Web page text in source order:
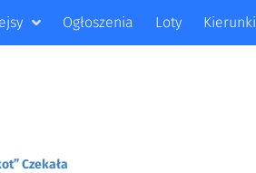
Ogłoszenia Loty Kierunki
Czekała